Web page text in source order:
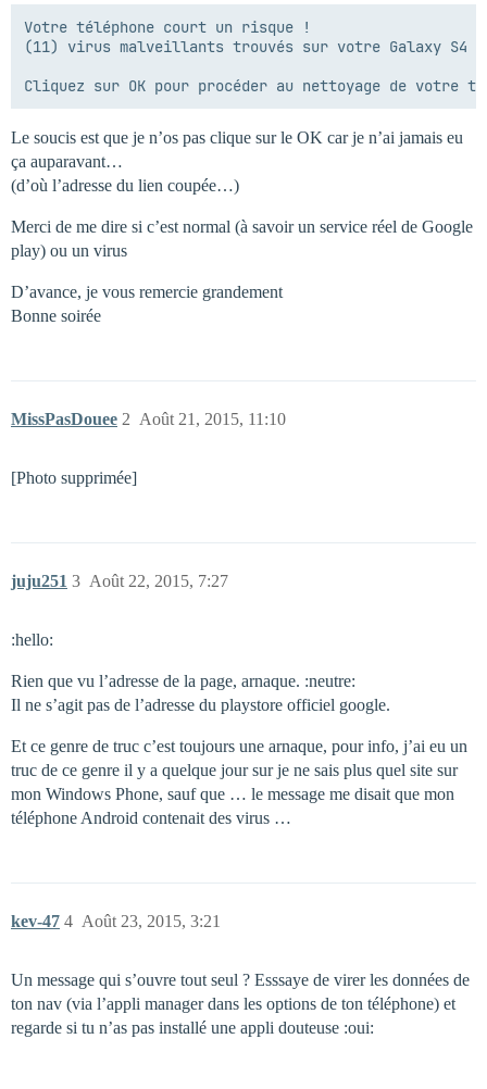
Votre téléphone court un risque !
(11) virus malveillants trouvés sur votre Galaxy S4
Le soucis est que je n’os pas clique sur le OK car je n’ai jamais eu
ça auparavant…
(d’où l’adresse du lien coupée…)
Merci de me dire si c’est normal (à savoir un service réel de Google
play) ou un virus
D’avance, je vous remercie grandement
Bonne soirée
MissPasDouee Août 21, 2015, 11:10
2
[Photo supprimée]
juju251 Août 22, 2015, 7:27
3
:hello:
Rien que vu l’adresse de la page, arnaque. :neutre:
Il ne s’agit pas de l’adresse du playstore officiel google.
Et ce genre de truc c’est toujours une arnaque, pour info, j’ai eu un
truc de ce genre il y a quelque jour sur je ne sais plus quel site sur
mon Windows Phone, sauf que … le message me disait que mon
téléphone Android contenait des virus …
kev-47 Août 23, 2015, 3:21
4
Un message qui s’ouvre tout seul ? Esssaye de virer les données de
ton nav (via l’appli manager dans les options de ton téléphone) et
regarde si tu n’as pas installé une appli douteuse :oui: